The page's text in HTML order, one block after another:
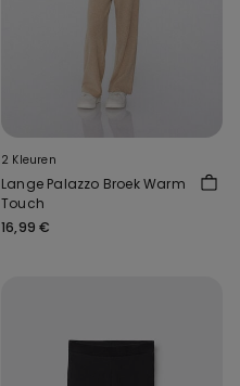
2 Kleuren
Lange Palazzo Broek Warm
Touch
16,99 €